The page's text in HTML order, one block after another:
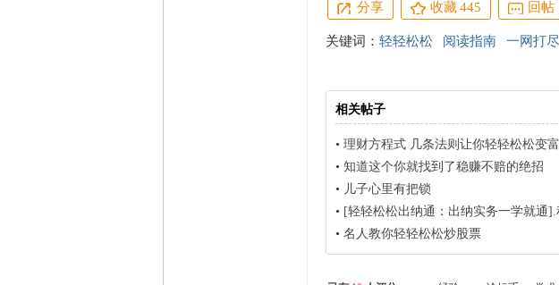
分享 收藏445 回帖
关键词： 轻轻松松 阅读指南 一网打尽
相关帖子
• 理财方程式 几条法则让你轻轻松松变
• 知道这个你就找到了稳赚不赔的绝招
• 儿子心里有把锁
• [轻轻松松出纳通：出纳实务一学就通].
• 名人教你轻轻松松炒股票